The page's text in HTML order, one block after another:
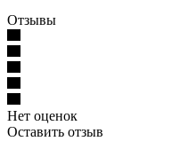
Отзывы
Нет оценок
Оставить отзыв